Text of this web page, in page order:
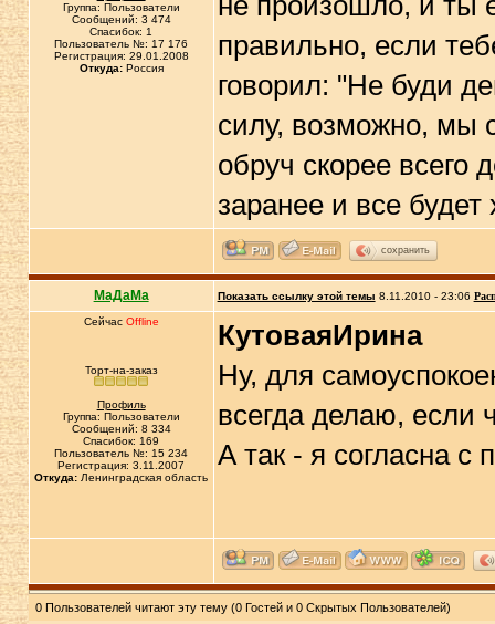
Группа: Пользователи
Сообщений: 3 474
Спасибок: 1
Пользователь №: 17 176
Регистрация: 29.01.2008
Откуда:Россия
правильно, если
говорил: "Не буди
силу, возможно, мы
обруч скорее всего
заранее и все
сохранить
МаДаМа Показать ссылку этой темы 8.11.2010 - 23:06
Сейчас Offline
Торт-на-заказ
Профиль
Группа: Пользователи
Сообщений: 8 334
Спасибок: 169
Пользователь №: 15 234
Регистрация: 3.11.2007
Откуда: Ленинградская область
КутоваяИрина
Ну, для
всегда делаю, если
А так - я согласна
0 Пользователей читают эту тему (0 Гостей и 0 Скрытых Пользователей)